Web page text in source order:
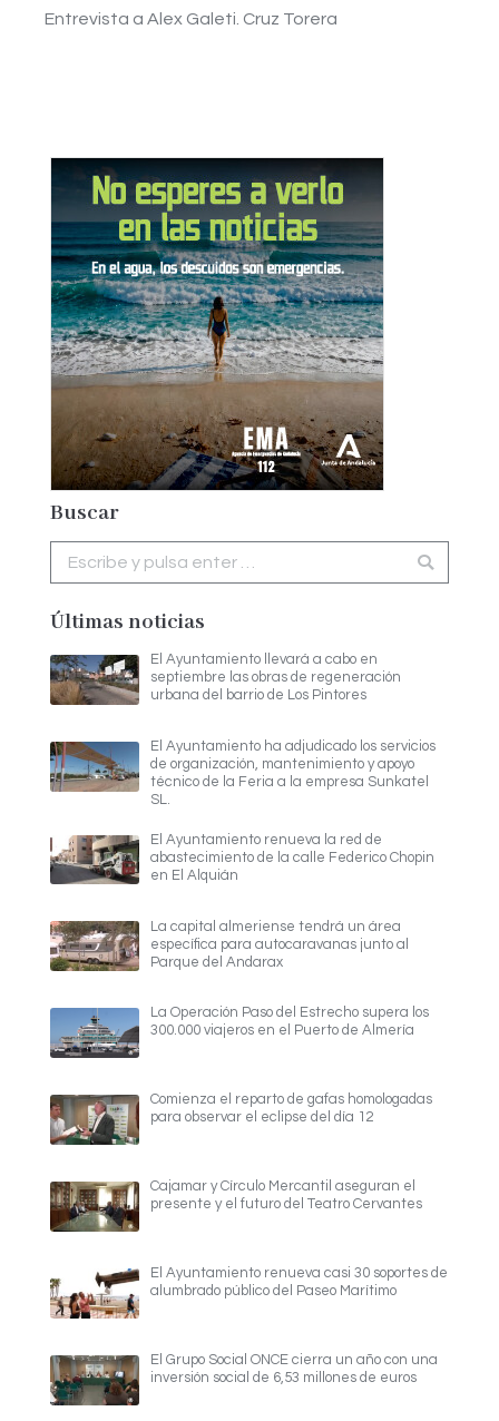
Entrevista a Alex Galeti. Cruz Torera
Buscar
Últimas noticias
El Ayuntamiento llevará a cabo en
septiembre las obras de regeneración
urbana del barrio de Los Pintores
El Ayuntamiento ha adjudicado los servicios
de organización, mantenimiento y apoyo
técnico de la Feria a la empresa Sunkatel
SL.
El Ayuntamiento renueva la red de
abastecimiento de la calle Federico Chopin
en El Alquián
La capital almeriense tendrá un área
específica para autocaravanas junto al
Parque del Andarax
La Operación Paso del Estrecho supera los
300.000 viajeros en el Puerto de Almería
Comienza el reparto de gafas homologadas
para observar el eclipse del día 12
Cajamar y Círculo Mercantil aseguran el
presente y el futuro del Teatro Cervantes
El Ayuntamiento renueva casi 30 soportes de
alumbrado público del Paseo Marítimo
El Grupo Social ONCE cierra un año con una
inversión social de 6,53 millones de euros